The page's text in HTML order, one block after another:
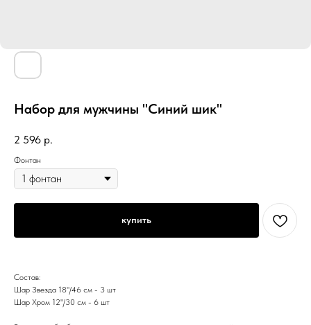
Набор для мужчины "Синий шик"
2 596 р.
Фонтан
купить
Состав:
Шар Звезда 18"/46 см - 3 шт
Шар Хром 12"/30 см - 6 шт